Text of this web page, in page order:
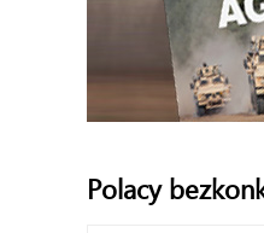
Polacy